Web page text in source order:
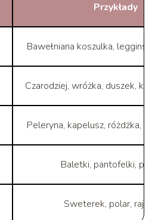
Przykłady
Bawełniana koszulka,
Czarodziej, wróżka, duszek,
Peleryna, kapelusz, różdżka,
Baletki, pantofelki,
Sweterek, polar,